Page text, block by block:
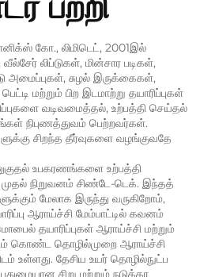
கோ., லிமிடெட், 2001இல்
வீல்சேர் லிப்டுகள், மின்சார படிகள்,
அமைப்புகள், சுழல் இருக்கைகள்,
மற்றும் பிற இடமாற்று தயாரிப்புகள்
வடிவமைத்தல், உற்பத்தி செய்தல்
நிபுணத்துவம் பெற்றவர்கள்.
சிறந்த தீர்வுகளை வழங்குவதே
உபகரணங்களை உற்பத்தி
நிறுவனம் சிண்டே-டெக். இந்தத்
மேலாக இருந்து வருகிறோம்,
ஆராய்ச்சி மேம்பாட்டில் கவனம்
தயாரிப்புகள் ஆராய்ச்சி மற்றும்
கொண்ட தொழில்முறை ஆராய்ச்சி
உள்ளது. தேசிய உயர் தொழில்நுட்ப
சிறு மற்றும் நடுத்தர